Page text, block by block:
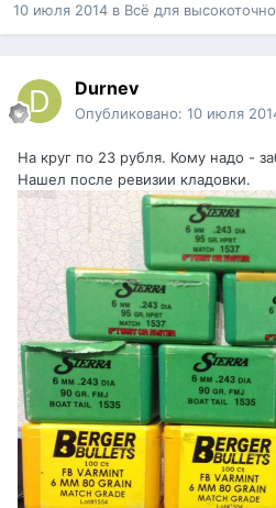
10 июля 2014 в Всё для
Durnev
Опубликовано: 10 июля
На круг по 23 рубля. Кому надо -
Нашел после ревизии кладовки.